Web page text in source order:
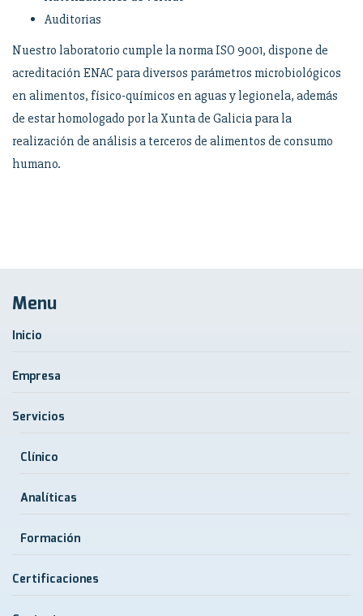
Auditorias
Nuestro laboratorio cumple la norma ISO 9001, dispone de
acreditación ENAC para diversos parámetros microbiológicos
en alimentos, físico-químicos en aguas y legionela, además
de estar homologado por la Xunta de Galicia para la
realización de análisis a terceros de alimentos de consumo
humano.
Menu
Inicio
Empresa
Servicios
Clínico
Analíticas
Formación
Certificaciones